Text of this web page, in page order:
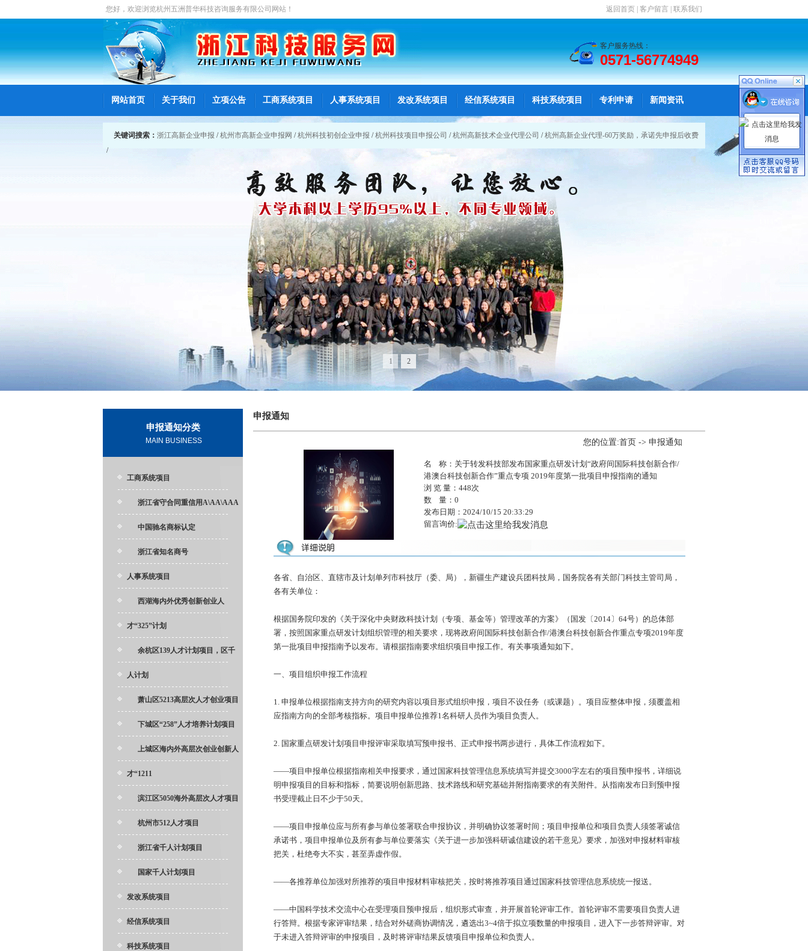
您好，欢迎浏览杭州五洲普华科技咨询服务有限公司 网站！ 返回首页 客户留言 联系我们
客户服务热线：
0571-56774949
网站首页 关于我们 立项公告 工商系统项目 人事系统项目 发改系统项目 经信系统项目 科技系统项目 专利申请 新闻资讯
关键词搜索： 浙江高新企业申报 /杭州市高新企业申报网 /杭州科技初创企业申报 /杭州科技项目申报公司 /杭州高新技术企业代理公司 /杭州高新企业代理-60万奖励，承诺先申报后收费
/
1 2
申报通知分类
MAIN BUSINESS
工商系统项目
浙江省守合同重信用A\AA\AAA
中国驰名商标认定
浙江省知名商号
人事系统项目
西湖海内外优秀创新创业人
才“325”计划
余杭区139人才计划项目，区千
人计划
萧山区5213高层次人才创业项目
下城区“258”人才培养计划项目
上城区海内外高层次创业创新人
才“1211
滨江区5050海外高层次人才项目
杭州市512人才项目
浙江省千人计划项目
国家千人计划项目
发改系统项目
经信系统项目
科技系统项目
申报通知
您的位置:首页 -> 申报通知
名 称：关于转发科技部发布国家重点研发计划“政府间国际科技创新合作/
港澳台科技创新合作”重点专项 2019年度第一批项目申报指南的通知
浏 览 量： 448次
数 量：0
发布日期：2024/10/15 20:33:29
留言询价:
各省、自治区、直辖市及计划单列市科技厅（委、局），新疆生产建设兵团科技局，国务院各有关部门科技主管司局，
各有关单位：
根据国务院印发的《关于深化中央财政科技计划（专项、基金等）管理改革的方案》（国发〔2014〕64号）的总体部
署，按照国家重点研发计划组织管理的相关要求，现将政府间国际科技创新合作/港澳台科技创新合作重点专项2019年度
第一批项目申报指南予以发布。请根据指南要求组织项目申报工作。有关事项通知如下。
一、项目组织申报工作流程
1. 申报单位根据指南支持方向的研究内容以项目形式组织申报，项目不设任务（或课题）。项目应整体申报，须覆盖相
应指南方向的全部考核指标。项目申报单位推荐1名科研人员作为项目负责人。
2. 国家重点研发计划项目申报评审采取填写预申报书、正式申报书两步进行，具体工作流程如下。
——项目申报单位根据指南相关申报要求，通过国家科技管理信息系统填写并提交3000字左右的项目预申报书，详细说
明申报项目的目标和指标，简要说明创新思路、技术路线和研究基础并附指南要求的有关附件。从指南发布日到预申报
书受理截止日不少于50天。
——项目申报单位应与所有参与单位签署联合申报协议，并明确协议签署时间；项目申报单位和项目负责人须签署诚信
承诺书，项目申报单位及所有参与单位要落实《关于进一步加强科研诚信建设的若干意见》要求，加强对申报材料审核
把关，杜绝夸大不实，甚至弄虚作假。
——各推荐单位加强对所推荐的项目申报材料审核把关，按时将推荐项目通过国家科技管理信息系统统一报送。
——中国科学技术交流中心在受理项目预申报后，组织形式审查，并开展首轮评审工作。首轮评审不需要项目负责人进
行答辩。根据专家评审结果，结合对外磋商协调情况，遴选出3~4倍于拟立项数量的申报项目，进入下一步答辩评审。对
于未进入答辩评审的申报项目，及时将评审结果反馈项目申报单位和负责人。